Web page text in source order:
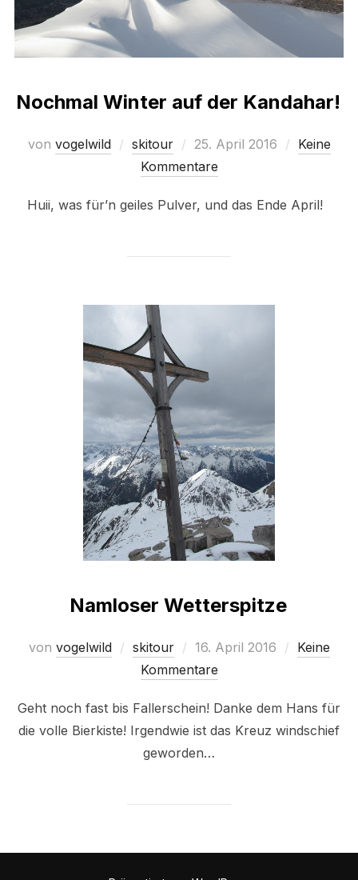
Nochmal Winter auf der Kandahar!
von vogelwild skitour
Veröffentlicht
am
25. April 2016
Keine
Kommentare
Huii, was für’n geiles Pulver, und das Ende April!
Namloser Wetterspitze
von vogelwild skitour
Veröffentlicht
am
16. April 2016
Keine
Kommentare
Geht noch fast bis Fallerschein! Danke dem Hans für
die volle Bierkiste! Irgendwie ist das Kreuz windschief
geworden…